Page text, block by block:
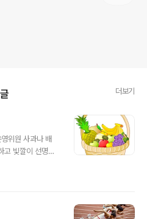
더보기
위원 사과나 배
고 빛깔이 선명한
. 생선을 고를 때
부가 출범 100일